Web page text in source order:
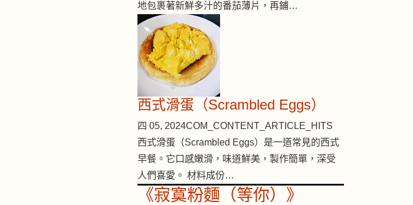
地包裹著新鮮多汁的番茄薄片，再鋪…
西式滑蛋（Scrambled Eggs）
四 05, 2024COM_CONTENT_ARTICLE_HITS
西式滑蛋（Scrambled Eggs）是一道常見的西式
早餐。它口感嫩滑，味道鮮美，製作簡單，深受
人們喜愛。 材料成份…
《寂寞粉麵（等你）》